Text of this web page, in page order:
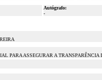
Autógrafo:
-
PARA ASSEGURAR A